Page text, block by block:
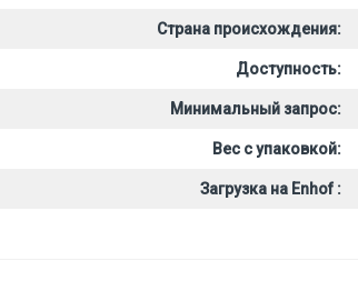
Страна происхождения:
Доступность:
Минимальный запрос:
Вес с упаковкой:
Загрузка на Enhof :